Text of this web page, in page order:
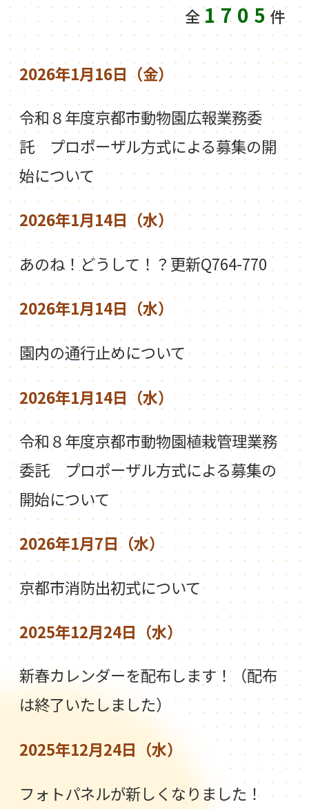
全1705 件
2026年1月16日（金）
令和８年度京都市動物園広報業務委
託 プロポーザル方式による募集の開
始について
2026年1月14日（水）
あのね！どうして！？更新Q764-770
2026年1月14日（水）
園内の通行止めについて
2026年1月14日（水）
令和８年度京都市動物園植栽管理業務
委託 プロポーザル方式による募集の
開始について
2026年1月7日（水）
京都市消防出初式について
2025年12月24日（水）
新春カレンダーを配布します！（配布
は終了いたしました）
2025年12月24日（水）
フォトパネルが新しくなりました！